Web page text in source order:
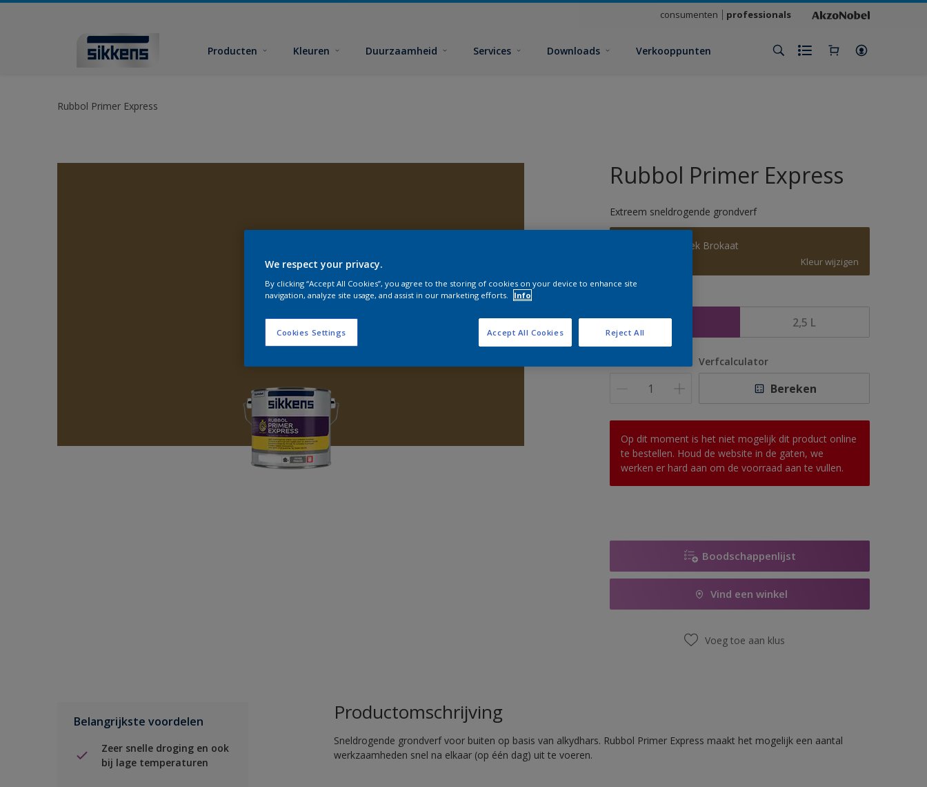
consumenten professionals
Producten Kleuren Duurzaamheid Services Downloads Verkooppunten
Rubbol Primer Express
Rubbol Primer Express
Extreem sneldrogende grondverf
Modern Klassiek Brokaat
Kleur wijzigen
1 L 2,5 L
Verfcalculator
Bereken
Op dit moment is het niet mogelijk dit product online
te bestellen. Houd de website in de gaten, we
werken er hard aan om de voorraad aan te vullen.
Boodschappenlijst
Vind een winkel
Voeg toe aan klus
Belangrijkste voordelen
Zeer snelle droging en ook
bij lage temperaturen
Productomschrijving
Sneldrogende grondverf voor buiten op basis van alkydhars. Rubbol Primer Express maakt het mogelijk een aantal
werkzaamheden snel na elkaar (op één dag) uit te voeren.
We respect your privacy.
By clicking “Accept All Cookies”, you agree to the storing of cookies on your device to enhance site
navigation, analyze site usage, and assist in our marketing efforts.
Info
Cookies Settings Reject All
Accept All Cookies